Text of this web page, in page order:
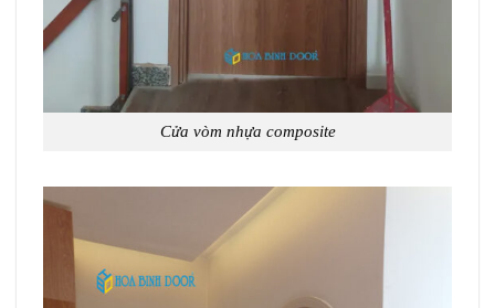
Cửa vòm nhựa composite